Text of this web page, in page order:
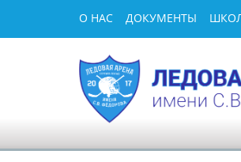
О НАС ДОКУМЕНТЫ